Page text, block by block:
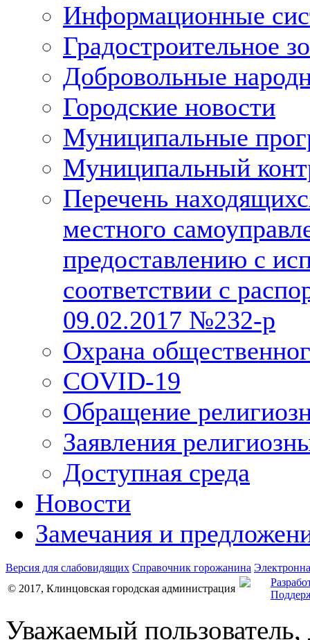
Информационные
Градостроительное
Добровольные
Городские новости
Муниципальные
Муниципальный
Перечень
местного
предоставлению с
соответствии с
09.02.2017 №232-р
Охрана
COVID-19
Обращение
Заявления
Доступная среда
Новости
Замечания и
Версия для слабовидящих Справочник горожанина
© 2017, Клинцовская городская администрация
Уважаемый